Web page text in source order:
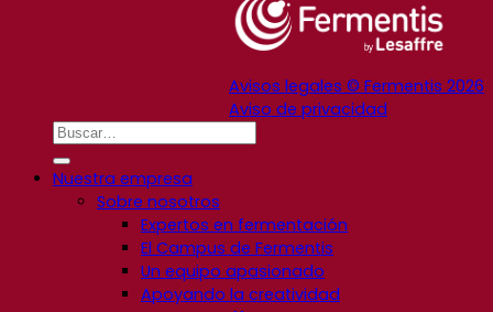
Avisos legales © Fermentis 2026
Aviso de privacidad
Nuestra empresa
Sobre nosotros
Expertos en fermentación
El Campus de Fermentis
Un equipo apasionado
Apoyando la creatividad